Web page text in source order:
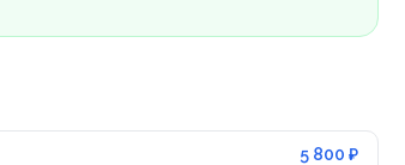
5 800 ₽